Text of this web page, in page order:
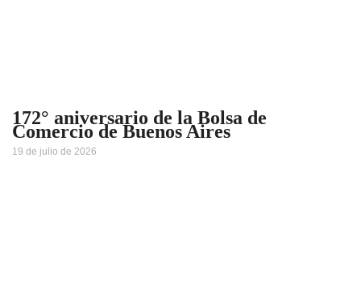
172° aniversario de la Bolsa de
Comercio de Buenos Aires
19 de julio de 2026